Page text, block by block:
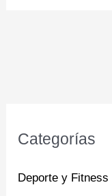
Categorías
Deporte y Fitness